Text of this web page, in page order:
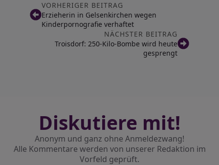
VORHERIGER BEITRAG
Erzieherin in Gelsenkirchen wegen
Kinderpornografie verhaftet
NÄCHSTER BEITRAG
Troisdorf: 250-Kilo-Bombe wird heute
gesprengt
Diskutiere mit!
Anonym und ganz ohne Anmeldezwang!
Alle Kommentare werden von unserer Redaktion im
Vorfeld geprüft.